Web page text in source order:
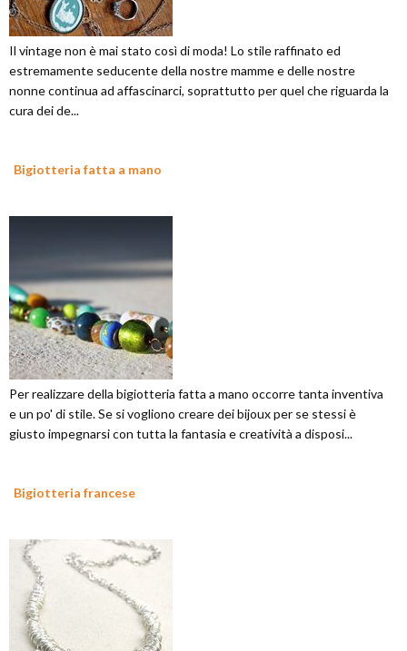
Il vintage non è mai stato così di moda! Lo stile raffinato ed
estremamente seducente della nostre mamme e delle nostre
nonne continua ad affascinarci, soprattutto per quel che riguarda la
cura dei de...
Bigiotteria fatta a mano
Per realizzare della bigiotteria fatta a mano occorre tanta inventiva
e un po' di stile. Se si vogliono creare dei bijoux per se stessi è
giusto impegnarsi con tutta la fantasia e creatività a disposi...
Bigiotteria francese